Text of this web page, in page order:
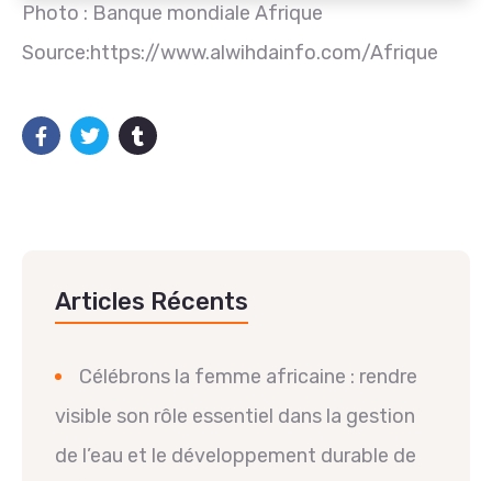
Photo : Banque mondiale Afrique
Source:https://www.alwihdainfo.com/Afrique
Articles Récents
Célébrons la femme africaine : rendre
visible son rôle essentiel dans la gestion
de l’eau et le développement durable de